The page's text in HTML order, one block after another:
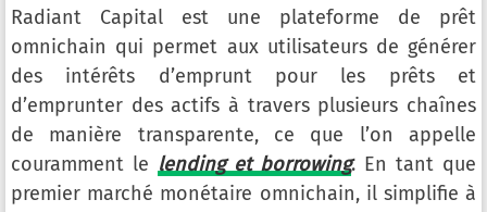
Radiant Capital est une plateforme de prêt
omnichain qui permet aux utilisateurs de générer
des intérêts d’emprunt pour les prêts et
d’emprunter des actifs à travers plusieurs chaînes
de manière transparente, ce que l’on appelle
couramment le lending et borrowing. En tant que
premier marché monétaire omnichain, il simplifie à